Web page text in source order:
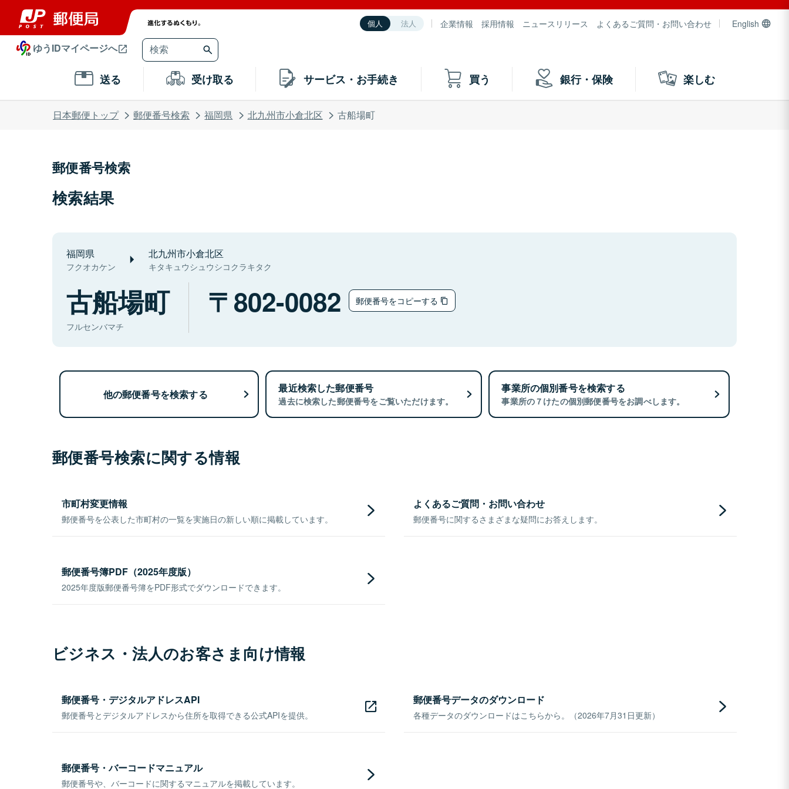
個人 法人 企業情報 採用情報 ニュースリリース よくあるご質問・お問い合わせ English
ゆうIDマイページへ
送る 受け取る サービス・お手続き 買う 銀行・保険 楽しむ
日本郵便トップ 郵便番号検索 福岡県 北九州市小倉北区 古船場町
郵便番号検索
検索結果
福岡県
フクオカケン
北九州市小倉北区
キタキュウシュウシコクラキタク
古船場町
フルセンバマチ
802-0082 郵便番号をコピーする
他の郵便番号を検索する 最近検索した郵便番号
過去に検索した郵便番号をご覧いただけます。
事業所の個別番号を検索する
事業所の７けたの個別郵便番号をお調べします。
郵便番号検索に関する情報
市町村変更情報
郵便番号を公表した市町村の一覧を実施日の新しい順に掲載しています。
よくあるご質問・お問い合わせ
郵便番号に関するさまざまな疑問にお答えします。
郵便番号簿PDF（2025年度版）
2025年度版郵便番号簿をPDF形式でダウンロードできます。
ビジネス・法人のお客さま向け情報
郵便番号・デジタルアドレスAPI
郵便番号とデジタルアドレスから住所を取得できる公式APIを提供。
郵便番号データのダウンロード
各種データのダウンロードはこちらから。（2026年7月31日更新）
郵便番号・バーコードマニュアル
郵便番号や、バーコードに関するマニュアルを掲載しています。